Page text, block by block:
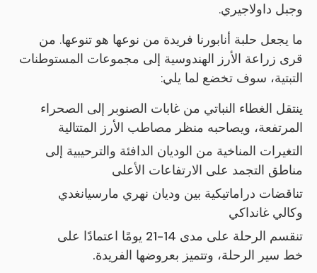
وجبل داولاجيري.
ما يجعل حلبة أنابورنا فريدة من نوعها هو تنوعها. من
قرى زراعة الأرز الهندوسية إلى مجموعات المستوطنات
التبتية، سوف تخضع لما يلي:
ينتقل الغطاء النباتي من غابات الصنوبر إلى الصحراء
المرتفعة، ويصاحبه منظر مصاطب الأرز المتتالية
التغيرات المناخية من الوديان الدافئة والترحيبية إلى
مناطق التجمد على الارتفاعات الأعلى
تناقضات دراماتيكية بين وديان نهري مارسيانغدي
وكالي غانداكي
تنقسم الرحلة على مدى 14-21 يومًا اعتمادًا على
خط سير الرحلة، وتتميز بعروضها الفريدة.